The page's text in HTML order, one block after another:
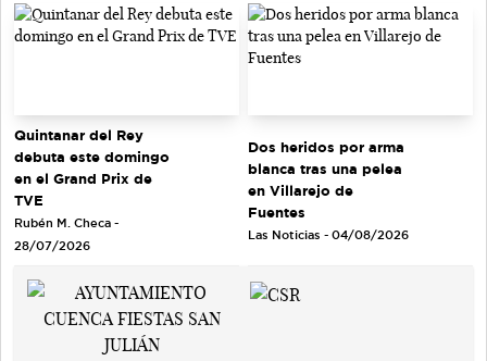
Quintanar del Rey
debuta este domingo
en el Grand Prix de
TVE
Rubén M. Checa -
28/07/2026
Dos heridos por arma
blanca tras una pelea
en Villarejo de
Fuentes
Las Noticias - 04/08/2026